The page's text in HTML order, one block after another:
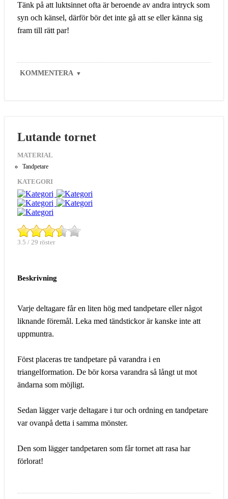
Tänk på att luktsinnet ofta är beroende av andra intryck som
syn och känsel, därför bör det inte gå att se eller känna sig
fram till rätt par!
KOMMENTERA ▼
Lutande tornet
MATERIAL
Tandpetare
KATEGORI
3.5 / 29 röster
Beskrivning
Varje deltagare får en liten hög med tandpetare eller något
liknande föremål. Leka med tändstickor är kanske inte att
uppmuntra.
Först placeras tre tandpetare på varandra i en
triangelformation. De bör korsa varandra så långt ut mot
ändarna som möjligt.
Sedan lägger varje deltagare i tur och ordning en tandpetare
var ovanpå detta i samma mönster.
Den som lägger tandpetaren som får tornet att rasa har
förlorat!